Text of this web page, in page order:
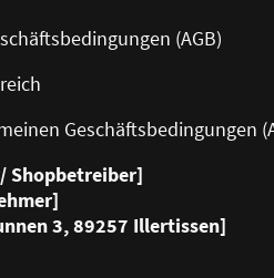
(AGB)
Geschäftsbedingungen
Shopbetreiber]
3, 89257 Illertissen]